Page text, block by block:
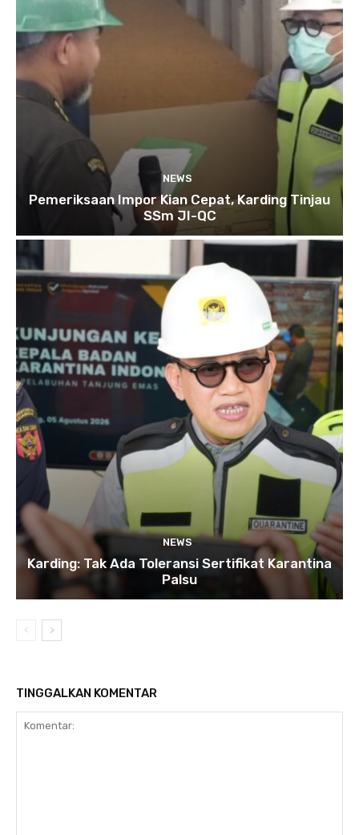
NEWS
Pemeriksaan Impor Kian Cepat, Karding Tinjau
SSm JI-QC
NEWS
Karding: Tak Ada Toleransi Sertifikat Karantina
Palsu
TINGGALKAN KOMENTAR